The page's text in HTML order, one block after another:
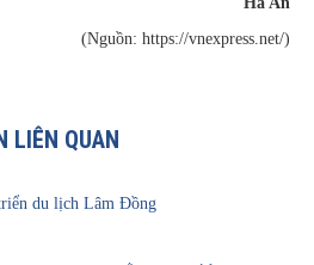
(Nguồn: https://vnexpress.net/)
LIÊN QUAN
du lịch Lâm Đồng